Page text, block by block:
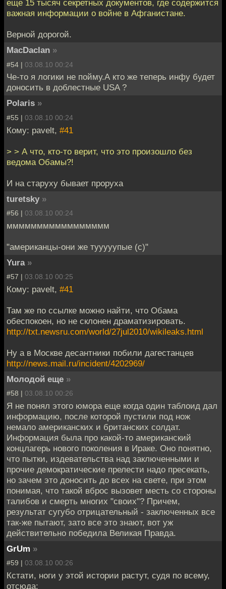
еще 15 тысяч секретных документов, где содержится
важная информации о войне в Афганистане.
Верной дорогой.
MacDaclan »
#54 | 03.08.10 00:24
Че-то я логики не пойму.А кто же теперь инфу будет
доносить в доблестные USA ?
Polaris »
#55 | 03.08.10 00:24
Кому: pavelt, #41
> > А что, кто-то верит, что это произошло без
ведома Обамы?!
И на старуху бывает проруха
turetsky »
#56 | 03.08.10 00:24
ммммммммммммммммм
"американцы-они же тууууупые (с)"
Yura »
#57 | 03.08.10 00:25
Кому: pavelt, #41
Там же по ссылке можно найти, что Обама
обеспокоен, но не склонен драматизировать.
http://txt.newsru.com/world/27jul2010/wikileaks.html
Ну а в Москве десантники побили дагестанцев
http://news.mail.ru/incident/4202969/
Молодой еще »
#58 | 03.08.10 00:26
Я не понял этого юмора еще когда один таблоид дал
информацию, после которой пустили под нож
немало американских и британских солдат.
Информация была про какой-то американский
концлагерь нового поколения в Ираке. Оно понятно,
что пытки, издевательства над заключенными и
прочие демократические прелести надо пресекать,
но зачем это доносить до всех на свете, при этом
понимая, что такой вброс вызовет месть со стороны
талибов и смерть многих "своих"? Причем,
результат сугубо отрицательный - заключенных все
так-же пытают, зато все это знают, вот уж
действительно победила Великая Правда.
GrUm »
#59 | 03.08.10 00:26
Кстати, ноги у этой истории растут, судя по всему,
отсюда: